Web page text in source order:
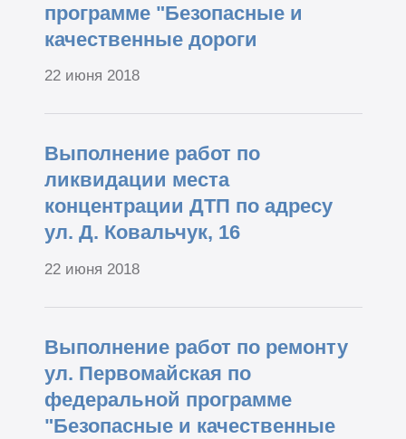
программе "Безопасные и
качественные дороги
22 июня 2018
Выполнение работ по
ликвидации места
концентрации ДТП по адресу
ул. Д. Ковальчук, 16
22 июня 2018
Выполнение работ по ремонту
ул. Первомайская по
федеральной программе
"Безопасные и качественные